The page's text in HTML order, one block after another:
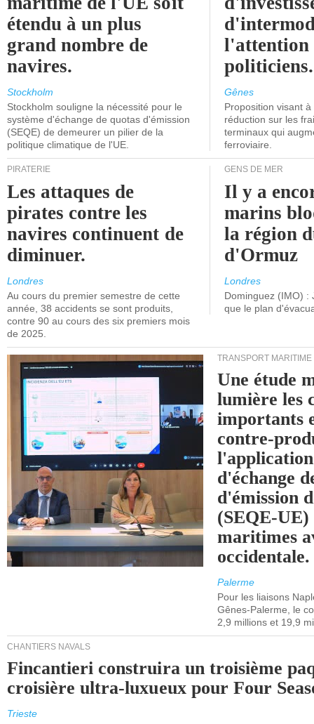
étendu à un plus
grand nombre de
navires.
Stockholm
Stockholm souligne la nécessité pour le
système d'échange de quotas d'émission
(SEQE) de demeurer un pilier de la
politique climatique de l'UE.
l'attention
politiciens.
Gênes
Proposition visant
réduction sur les
terminaux qui
ferroviaire.
PIRATERIE
Les attaques de
pirates contre les
navires continuent de
diminuer.
Londres
Au cours du premier semestre de cette
année, 38 accidents se sont produits,
contre 90 au cours des six premiers mois
de 2025.
GENS DE MER
Il y a
marins
la région
d'Ormuz
Londres
Dominguez (IMO) :
que le plan
TRANSPORT MARITIME
Une étude
lumière les
importants
contre-
d'échange
d'émission
(SEQE-UE)
maritimes
occidentale.
Palerme
Pour les liaisons
Gênes-Palerme, le
2,9 millions et 19,9
CHANTIERS NAVALS
Fincantieri construira un troisième
croisière ultra-luxueux pour Four
Trieste